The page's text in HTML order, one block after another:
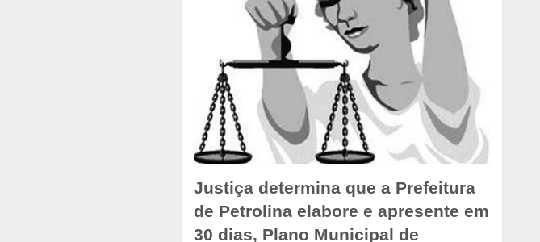
Justiça determina que a Prefeitura
de Petrolina elabore e apresente em
30 dias, Plano Municipal de